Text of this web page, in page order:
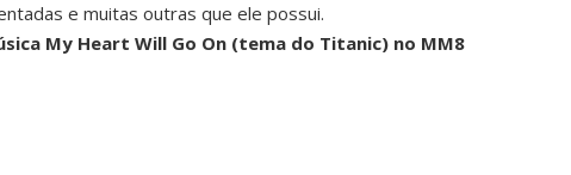
e muitas outras que ele possui.
My Heart Will Go On (tema do Titanic) no MM8